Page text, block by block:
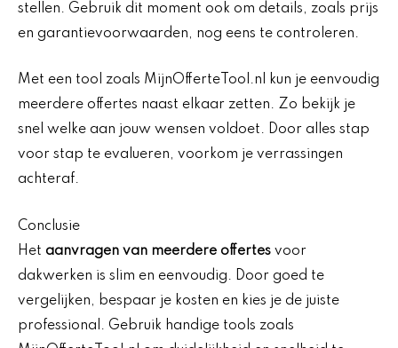
stellen. Gebruik dit moment ook om details, zoals prijs
en garantievoorwaarden, nog eens te controleren.
Met een tool zoals MijnOfferteTool.nl kun je eenvoudig
meerdere offertes naast elkaar zetten. Zo bekijk je
snel welke aan jouw wensen voldoet. Door alles stap
voor stap te evalueren, voorkom je verrassingen
achteraf.
Conclusie
Het aanvragen van meerdere offertes voor
dakwerken is slim en eenvoudig. Door goed te
vergelijken, bespaar je kosten en kies je de juiste
professional. Gebruik handige tools zoals